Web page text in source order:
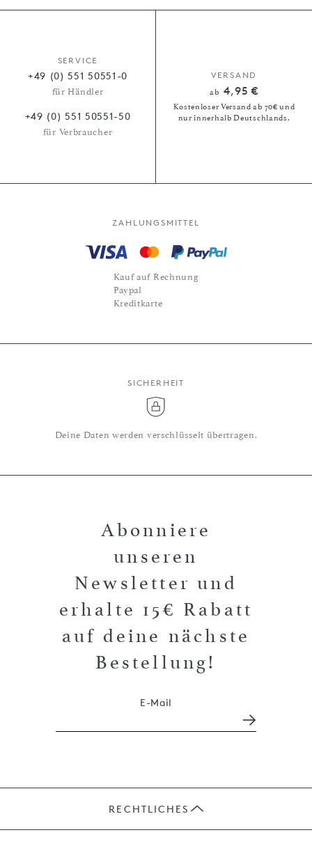
SERVICE
+49 (0) 551 50551-0
für Händler
+49 (0) 551 50551-50
für Verbraucher
VERSAND
ab 4,95 €
Kostenloser Versand ab 70€ und
nur innerhalb Deutschlands.
ZAHLUNGSMITTEL
Kauf auf Rechnung
Paypal
Kreditkarte
SICHERHEIT
Deine Daten werden verschlüsselt übertragen.
Abonniere
unseren
Newsletter und
erhalte 15€ Rabatt
auf deine nächste
Bestellung!
E-Mail
RECHTLICHES